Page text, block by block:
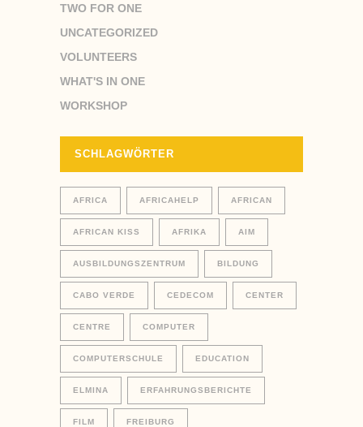
TWO FOR ONE
UNCATEGORIZED
VOLUNTEERS
WHAT'S IN ONE
WORKSHOP
SCHLAGWÖRTER
AFRICA AFRICAHELP AFRICAN
AFRICAN KISS AFRIKA AIM
AUSBILDUNGSZENTRUM BILDUNG
CABO VERDE CEDECOM CENTER
CENTRE COMPUTER
COMPUTERSCHULE EDUCATION
ELMINA ERFAHRUNGSBERICHTE
FILM FREIBURG